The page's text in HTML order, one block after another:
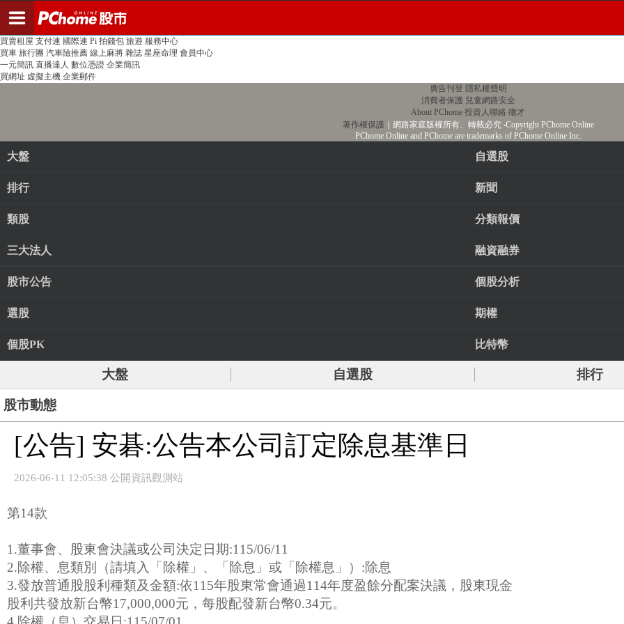
PChome首頁 線上購物 24h購物 書店
買賣租屋 支付連 國際連 Pi 拍錢包 旅遊 服務中心
買車 旅行團 汽車險推薦 線上麻將 雜誌 星座命理 會員中心
一元簡訊 直播達人 數位憑證 企業簡訊
買網址 虛擬主機 企業郵件
廣告刊登 隱私權聲明
消費者保護 兒童網路安全
About PChome 投資人聯絡 徵才
著作權保護 ｜網路家庭版權所有、轉載必究‧Copyright PChome Online
PChome Online and PChome are trademarks of PChome Online Inc.
大盤 自選股
排行 新聞
類股 分類報價
三大法人 融資融券
股市公告 個股分析
選股 期權
個股PK 比特幣
大盤 自選股 排行
股市動態
[公告] 安碁:公告本公司訂定除息基準日
2026-06-11 12:05:38 公開資訊觀測站
第14款
1.董事會、股東會決議或公司決定日期:115/06/11
2.除權、息類別（請填入「除權」、「除息」或「除權息」）:除息
3.發放普通股股利種類及金額:依115年股東常會通過114年度盈餘分配案決議，股東現金
股利共發放新台幣17,000,000元，每股配發新台幣0.34元。